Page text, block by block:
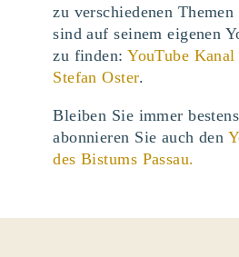
zu verschiedenen Themen
sind auf seinem eigenen
zu finden:YouTube
Stefan Oster.
Bleiben Sie immer
abonnieren Sie auch den
des Bistums Passau.